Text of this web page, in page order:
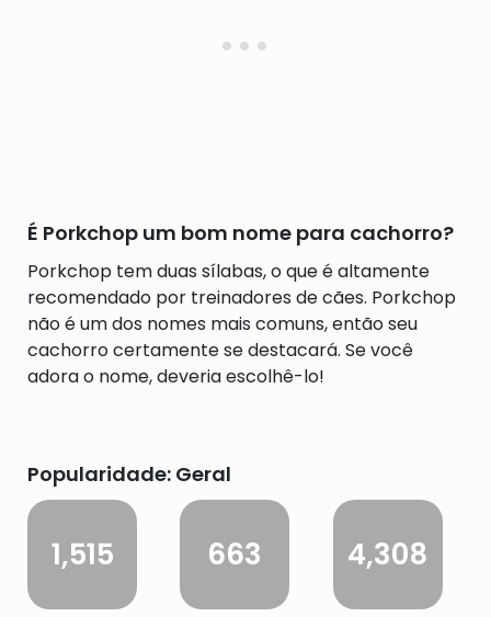
É Porkchop um bom nome para cachorro?
Porkchop tem duas sílabas, o que é altamente
recomendado por treinadores de cães. Porkchop
não é um dos nomes mais comuns, então seu
cachorro certamente se destacará. Se você
adora o nome, deveria escolhê-lo!
Popularidade: Geral
1,515 663 4,308